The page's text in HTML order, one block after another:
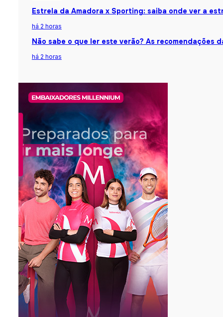
Estrela da Amadora x Sporting: saiba onde ver a
há 2 horas
Não sabe o que ler este verão? As recomendações
há 2 horas